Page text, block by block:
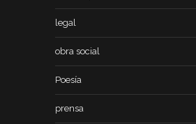
legal
obra social
Poesía
prensa